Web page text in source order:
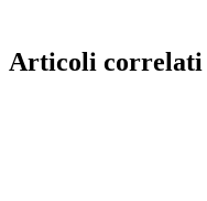
Articoli correlati